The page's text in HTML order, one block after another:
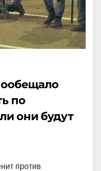
по
они будут
против